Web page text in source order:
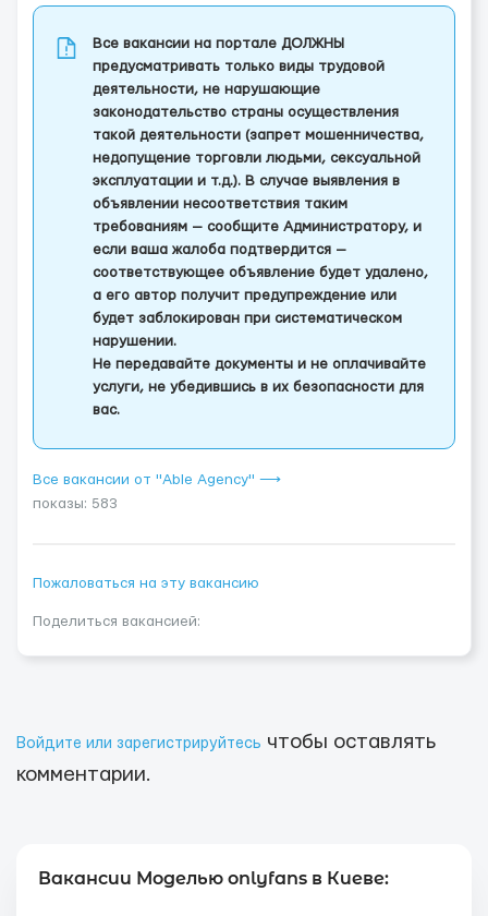
Все вакансии на портале ДОЛЖНЫ
предусматривать только виды трудовой
деятельности, не нарушающие
законодательство страны осуществления
такой деятельности (запрет мошенничества,
недопущение торговли людьми, сексуальной
эксплуатации и т.д.). В случае выявления в
объявлении несоответствия таким
требованиям — сообщите Администратору, и
если ваша жалоба подтвердится —
соответствующее объявление будет удалено,
а его автор получит предупреждение или
будет заблокирован при систематическом
нарушении.
Не передавайте документы и не оплачивайте
услуги, не убедившись в их безопасности для
вас.
Все вакансии от "Able Agency" ⟶
показы: 583
Пожаловаться на эту вакансию
Поделиться вакансией:
Войдите или зарегистрируйтесь чтобы оставлять
комментарии.
Вакансии Моделью onlyfans в Киеве: